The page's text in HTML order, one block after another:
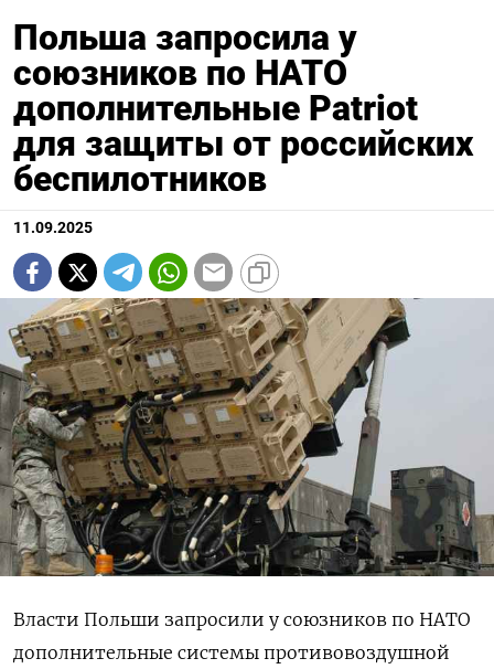
Польша запросила у
союзников по НАТО
дополнительные Patriot
для защиты от российских
беспилотников
11.09.2025
Власти Польши запросили у союзников по НАТО
дополнительные системы противовоздушной